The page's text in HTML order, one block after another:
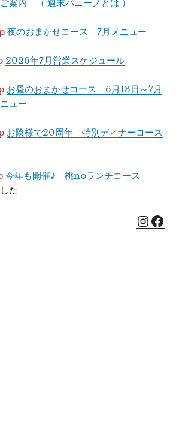
案内
（ 週末パニーノとは ）
夜のおまかせコース 7月メニュー
2026年7月営業スケジュール
お昼のおまかせコース 6月13日～7月
ュー
お陰様で20周年 特別ディナーコース
今年も開催♪ 桃noランチコース
た